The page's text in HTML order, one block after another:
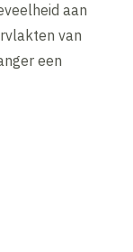
aan
van
een